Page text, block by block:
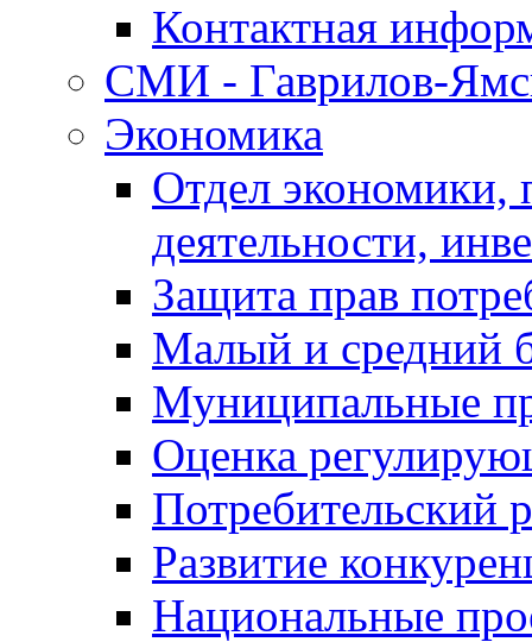
Контактная
СМИ - Гаврилов-
Экономика
Отдел экономики,
деятельности,
Защита прав
Малый и средний
Муниципальные
Оценка
Потребительский
Развитие
Национальные